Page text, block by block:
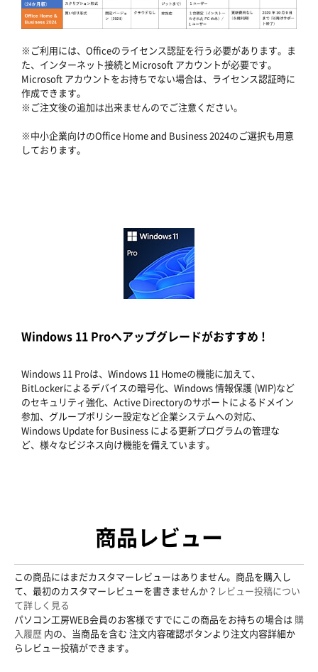
※ご利用には、Officeのライセンス認証を行う必要があります。ま
た、インターネット接続とMicrosoft アカウントが必要です。
Microsoft アカウントをお持ちでない場合は、ライセンス認証時に
作成できます。
※ご注文後の追加は出来ませんのでご注意ください。
※中小企業向けのOffice Home and Business 2024のご選択も用意
しております。
Windows 11 Proへアップグレードがおすすめ !
Windows 11 Proは、Windows 11 Homeの機能に加えて、
BitLockerによるデバイスの暗号化、Windows 情報保護 (WIP)など
のセキュリティ強化、Active Directoryのサポートによるドメイン
参加、グループポリシー設定など企業システムへの対応、
Windows Update for Business による更新プログラムの管理な
ど、様々なビジネス向け機能を備えています。
商品レビュー
この商品にはまだカスタマーレビューはありません。商品を購入し
て、最初のカスタマーレビューを書きませんか？ レビュー投稿につい
て詳しく見る
パソコン工房WEB会員のお客様ですでにこの商品をお持ちの場合は 購
入履歴 内の、当商品を含む 注文内容確認ボタンより注文内容詳細か
らレビュー投稿ができます。